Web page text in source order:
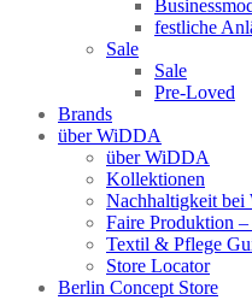
festliche
Sale
Sale
Pre-Loved
Brands
über WiDDA
über WiDDA
Kollektionen
Nachhaltigkeit
Faire Produktion
Textil & Pflege
Store Locator
Berlin Concept Store